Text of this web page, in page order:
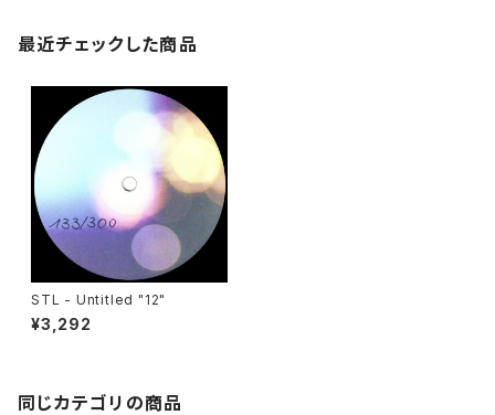
最近チェックした商品
STL - Untitled "12"
¥3,292
同じカテゴリの商品